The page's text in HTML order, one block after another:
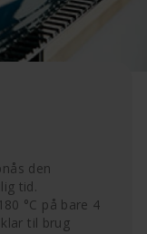
den
tid.
°C på bare 4
til brug